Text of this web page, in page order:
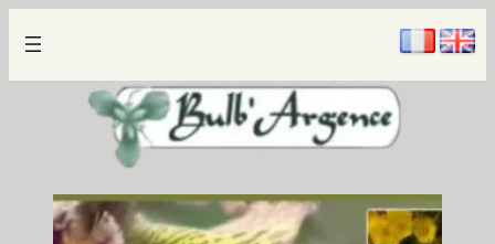
au
contenu